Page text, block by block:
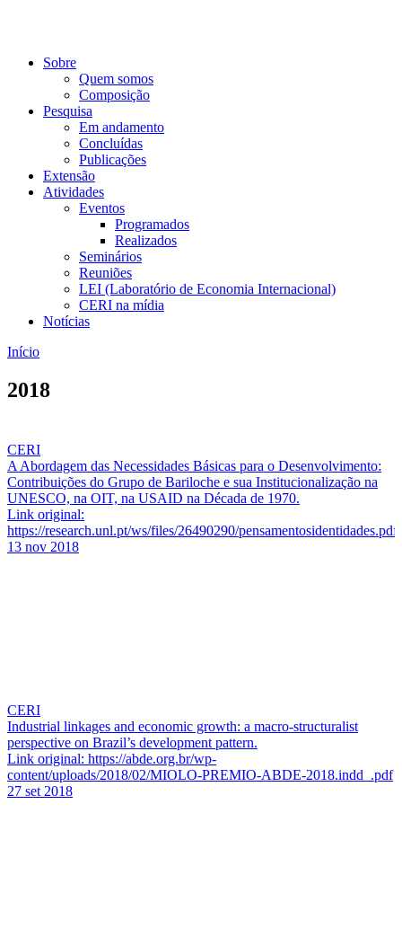
Sobre
Quem somos
Composição
Pesquisa
Em andamento
Concluídas
Publicações
Extensão
Atividades
Eventos
Programados
Realizados
Seminários
Reuniões
LEI (Laboratório de Economia Internacional)
CERI na mídia
Notícias
Início
2018
CERI
A Abordagem das Necessidades Básicas para o Desenvolvimento:
Contribuições do Grupo de Bariloche e sua Institucionalização na
UNESCO, na OIT, na USAID na Década de 1970.
Link original:
https://research.unl.pt/ws/files/26490290/
13 nov 2018
CERI
Industrial linkages and economic growth: a macro-structuralist
perspective on Brazil’s development pattern.
Link original: https://abde.org.br/wp-
content/uploads/2018/02/MIOLO-PREMIO-ABDE-2018.indd_.pdf
27 set 2018